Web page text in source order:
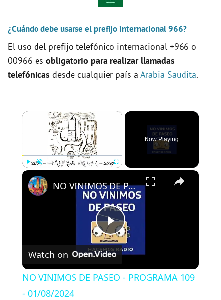
¿Cuándo debe usarse el prefijo internacional 966?
El uso del prefijo telefónico internacional +966 o
00966 es obligatorio para realizar llamadas
telefónicas desde cualquier país a Arabia Saudita.
×
Now Playing
×
P
NO VINIMOS DE PASEO - PROGRAMA 109 - 01/08/2024
Watch on
NO VINIMOS DE PASEO - PROGRAMA 109
- 01/08/2024